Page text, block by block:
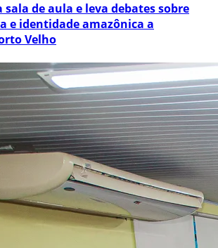
de aula e leva debates sobre
e identidade amazônica a
Velho